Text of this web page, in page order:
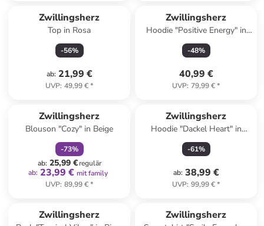
Zwillingsherz
Top in Rosa
-56%
ab: 21,99 €
UVP: 49,99 €*
Zwillingsherz
Hoodie "Positive Energy" in
Gelb
-48%
40,99 €
UVP: 79,99 €*
Zwillingsherz
Blouson "Cozy" in Beige
-73%
ab: 25,99 €regulär
ab: 23,99 € mit family
UVP: 89,99 €*
Zwillingsherz
Hoodie "Dackel Heart" in
Beige
-61%
ab: 38,99 €
UVP: 99,99 €*
Zwillingsherz Zwillingsherz